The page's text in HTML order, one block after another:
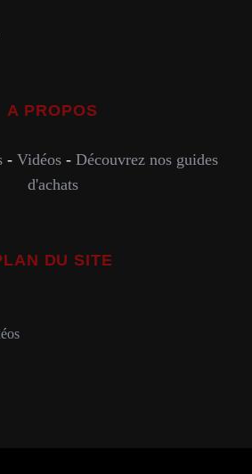
A PROPOS
- Vidéos- Découvrez nos guides
d'achats
DU SITE